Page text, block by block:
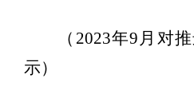
（2023年9月对
示）